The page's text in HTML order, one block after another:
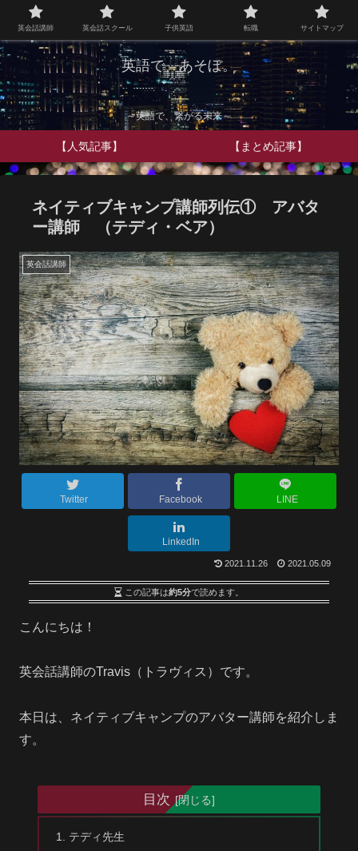
英語で、あそぼ。
～英語で、繋がる未来～
【人気記事】 【まとめ記事】
ネイティブキャンプ講師列伝① アバタ
ー講師 （テディ・ベア）
英会話講師
Twitter Facebook LINE
LinkedIn
2021.11.26 2021.05.09
この記事は約5分で読めます。
こんにちは！
英会話講師のTravis（トラヴィス）です。
本日は、ネイティブキャンプのアバター講師を紹介しま
す。
目次
テディ先生
英会話講師 英会話スクール 子供英語 転職 サイトマップ